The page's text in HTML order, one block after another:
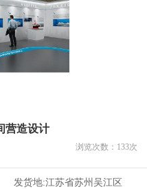
营造设计
浏览次数： 133次
发货地:江苏省苏州吴江区